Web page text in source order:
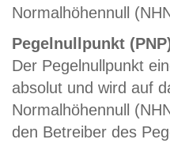
Normalhöhennull
Pegelnullpunkt
Der Pegelnullpunkt
absolut und wird auf
Normalhöhennull
den Betreiber des